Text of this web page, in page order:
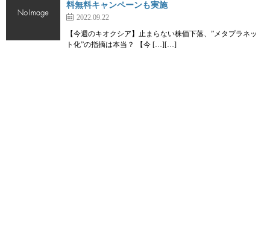
料無料キャンペーンも実施
2022.09.22
【今週のキオクシア】止まらない株価下落、”メタプラネッ
ト化”の指摘は本当？ 【今 […][…]